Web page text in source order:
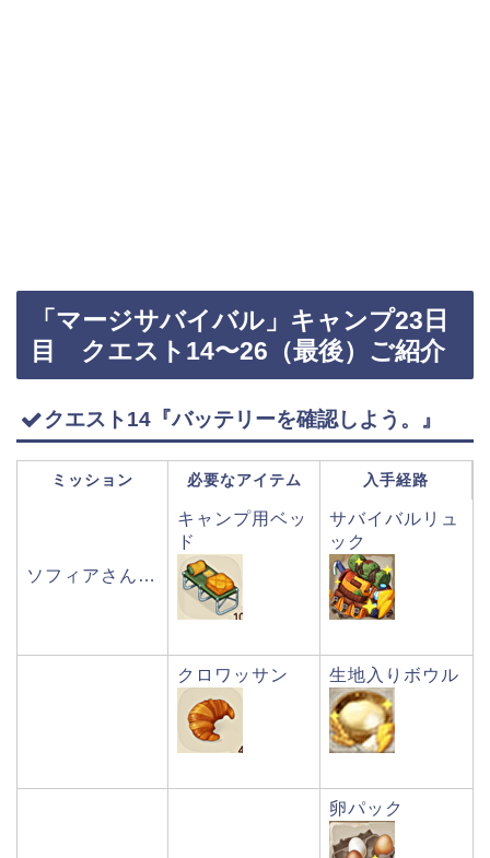
「マージサバイバル」キャンプ23日
目 クエスト14〜26（最後）ご紹介
クエスト14『バッテリーを確認しよう。』
ミッション 必要なアイテム 入手経路
ソフィアさん…
キャンプ用ベッ
ド
サバイバルリュ
ック
クロワッサン 生地入りボウル
卵パック